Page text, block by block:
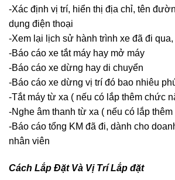
-Xác định vị trí, hiển thị địa chỉ, tên
dụng điện thoại
-Xem lại lịch sử hành trình xe đã đi
-Báo cáo xe tắt máy hay mở máy
-Báo cáo xe dừng hay di chuyển
-Báo cáo xe dừng vị trí đó bao nhiêu
-Tắt máy từ xa ( nếu có lắp thêm chức
-Nghe âm thanh từ xa ( nếu có lắp
-Báo cáo tổng KM đã đi, dành cho
nhân viên
Cách Lắp Đặt Và Vị Trí Lắp đặt